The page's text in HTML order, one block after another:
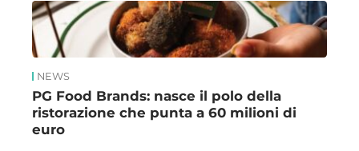
NEWS
PG Food Brands: nasce il polo della
ristorazione che punta a 60 milioni di
euro